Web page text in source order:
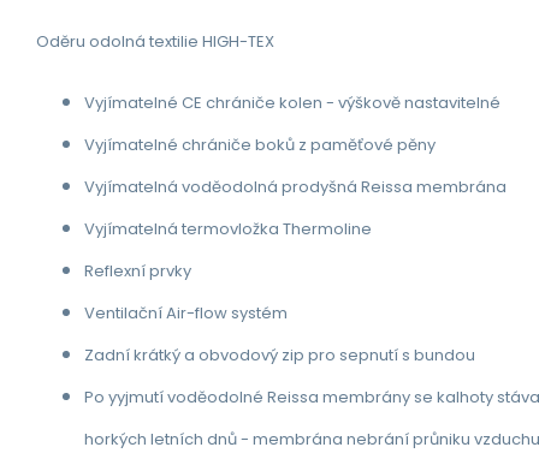
Oděru odolná textilie HIGH-TEX
Vyjímatelné CE chrániče kolen - výškově nastavitelné
Vyjímatelné chrániče boků z paměťové pěny
Vyjímatelná voděodolná prodyšná Reissa membrána
Vyjímatelná termovložka Thermoline
Reflexní prvky
Ventilační Air-flow systém
Zadní krátký a obvodový zip pro sepnutí s bundou
Po yyjmutí voděodolné Reissa membrány se kalhoty
horkých letních dnů - membrána nebrání průniku